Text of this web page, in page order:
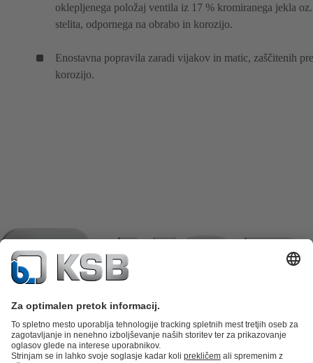
oklepljenega položaj ventila iz 17 % kromiranega jekla oz.
stelita, odpornega na obrabo in korozijo.
Enostavna popravila zaradi vijakov in matic, zaščitenih
korozijo.